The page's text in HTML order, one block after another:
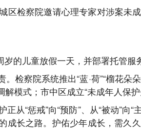
区检察院邀请心理专家对涉案未
的儿童放假一天，并部署托管服
检察院系统推出“蓝·荷”“榴花
模式；市中区成立“未成年人保护
从“惩戒”向“预防”、从“被动”向
成长之路。护佑少年成长，需久